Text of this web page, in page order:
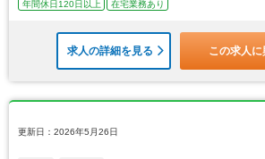
年間休日120日以上
在宅業務あり
求人の詳細を見る この求人
更新日：2026年5月26日